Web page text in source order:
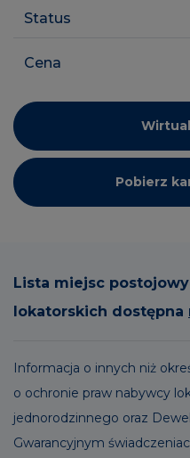
Status
Cena
Pobierz
Lista miejsc
lokatorskich dostępna
Informacja o innych niż
o ochronie praw nabywcy
jednorodzinnego oraz
Gwarancyjnym